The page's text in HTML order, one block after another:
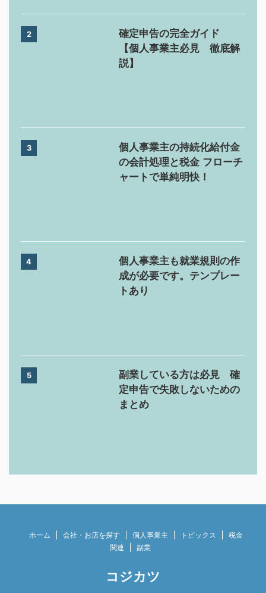
2
確定申告の完全ガイド
【個人事業主必見 徹底解
説】
3
個人事業主の持続化給付金
の会計処理と税金 フローチ
ャートで単純明快！
4
個人事業主も就業規則の作
成が必要です。テンプレー
トあり
5
副業している方は必見 確
定申告で失敗しないための
まとめ
ホーム 会社・お店を探す 個人事業主 トピックス
税金
関連
副業
コジカツ